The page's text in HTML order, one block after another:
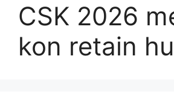
CSK 2026
kon retain